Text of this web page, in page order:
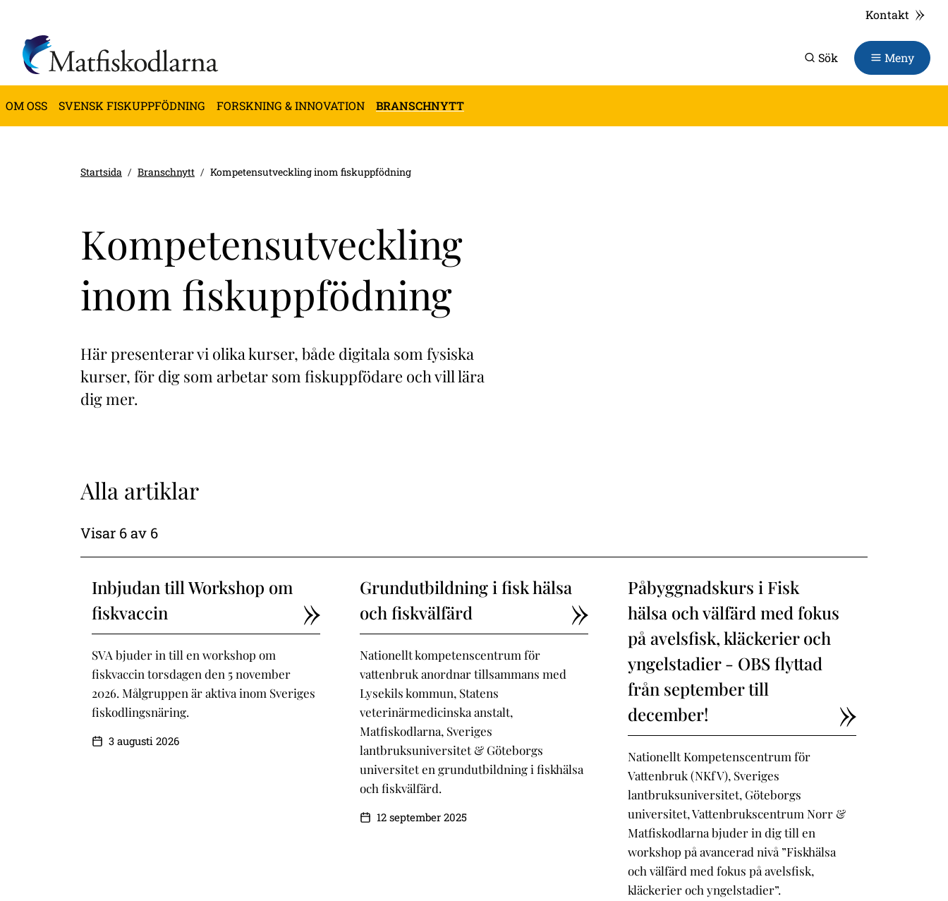
Kontakt
OM OSS SVENSK FISKUPPFÖDNING FORSKNING & INNOVATION BRANSCHNYTT
Sök Meny
Startsida Branschnytt Kompetensutveckling inom fiskuppfödning
Kompetensutveckling
inom fiskuppfödning
Här presenterar vi olika kurser, både digitala som fysiska
kurser, för dig som arbetar som fiskuppfödare och vill lära
dig mer.
Alla artiklar
Visar 6av 6
Inbjudan till Workshop om
fiskvaccin
SVA bjuder in till en workshop om
fiskvaccin torsdagen den 5 november
2026. Målgruppen är aktiva inom Sveriges
fiskodlingsnäring.
3 augusti 2026
Grundutbildning i fisk hälsa
och fiskvälfärd
Nationellt kompetenscentrum för
vattenbruk anordnar tillsammans med
Lysekils kommun, Statens
veterinärmedicinska anstalt,
Matfiskodlarna, Sveriges
lantbruksuniversitet & Göteborgs
universitet en grundutbildning i fiskhälsa
och fiskvälfärd.
12 september 2025
Påbyggnadskurs i Fisk
hälsa och välfärd med fokus
på avelsfisk, kläckerier och
yngelstadier - OBS flyttad
från september till
december!
Nationellt Kompetenscentrum för
Vattenbruk (NKfV), Sveriges
lantbruksuniversitet, Göteborgs
universitet, Vattenbrukscentrum Norr &
Matfiskodlarna bjuder in dig till en
workshop på avancerad nivå ”Fiskhälsa
och välfärd med fokus på avelsfisk,
kläckerier och yngelstadier”.